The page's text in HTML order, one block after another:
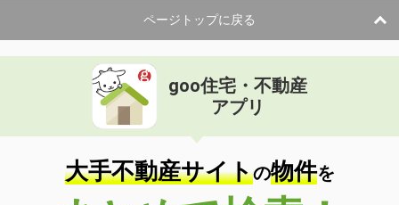
ページトップに戻る
goo住宅・不動産
アプリ
大手不動産サイトの物件を